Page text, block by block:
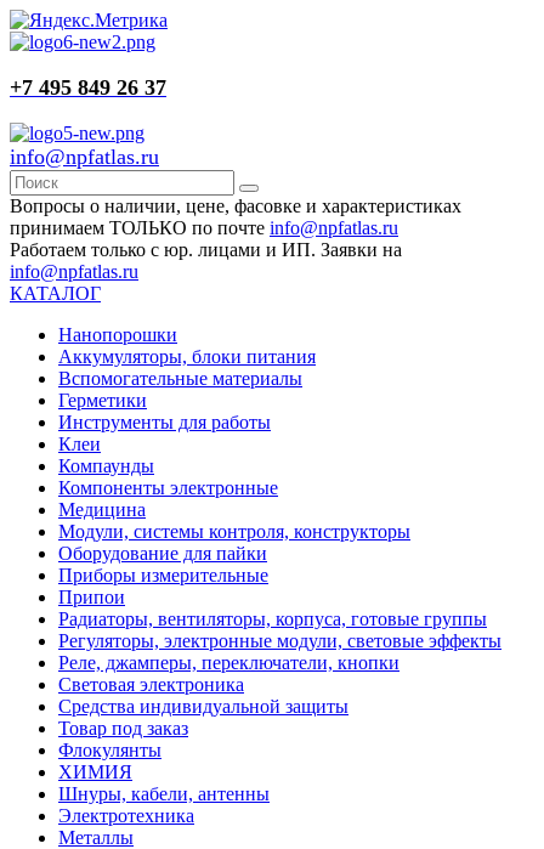
+7 495 849 26 37
info@npfatlas.ru
Вопросы о наличии, цене, фасовке и характеристиках
принимаем ТОЛЬКО по почте info@npfatlas.ru
Работаем только с юр. лицами и ИП. Заявки на
info@npfatlas.ru
КАТАЛОГ
Нанопорошки
Аккумуляторы, блоки питания
Вспомогательные материалы
Герметики
Инструменты для работы
Клеи
Компаунды
Компоненты электронные
Медицина
Модули, системы контроля, конструкторы
Оборудование для пайки
Приборы измерительные
Припои
Радиаторы, вентиляторы, корпуса, готовые группы
Регуляторы, электронные модули, световые эффекты
Реле, джамперы, переключатели, кнопки
Световая электроника
Средства индивидуальной защиты
Товар под заказ
Флокулянты
ХИМИЯ
Шнуры, кабели, антенны
Электротехника
Металлы